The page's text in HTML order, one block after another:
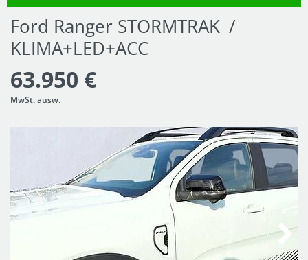
Ford Ranger STORMTRAK /
KLIMA+LED+ACC
63.950 €
MwSt. ausw.